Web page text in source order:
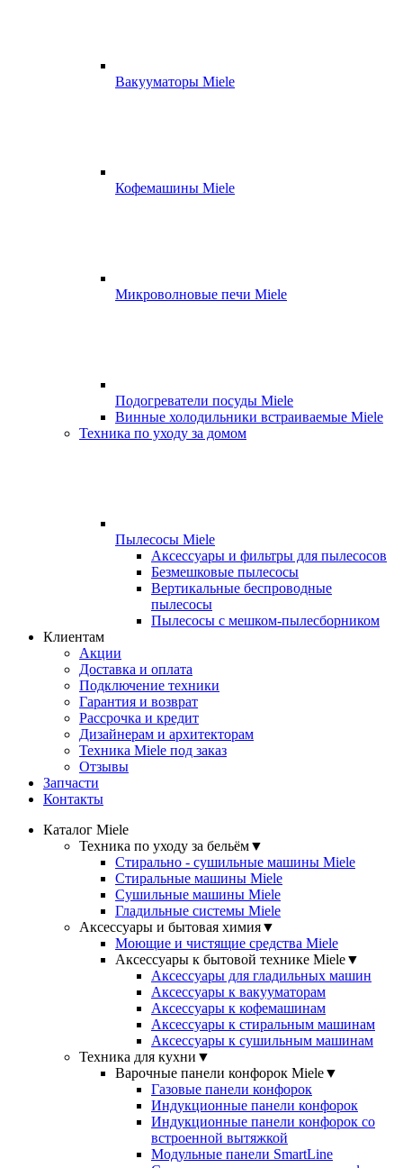
Вакууматоры Miele
Кофемашины Miele
Микроволновые печи Miele
Подогреватели посуды Miele
Винные холодильники встраиваемые Miele
Техника по уходу за домом
Пылесосы Miele
Аксессуары и фильтры для пылесосов
Безмешковые пылесосы
Вертикальные беспроводные
пылесосы
Пылесосы с мешком-пылесборником
Клиентам
Акции
Доставка и оплата
Подключение техники
Гарантия и возврат
Рассрочка и кредит
Дизайнерам и архитекторам
Техника Miele под заказ
Отзывы
Запчасти
Контакты
Каталог Miele
Техника по уходу за бельём▼
Стирально - сушильные машины Miele
Стиральные машины Miele
Сушильные машины Miele
Гладильные системы Miele
Аксессуары и бытовая химия▼
Моющие и чистящие средства Miele
Аксессуары к бытовой технике Miele▼
Аксессуары для гладильных машин
Аксессуары к вакууматорам
Аксессуары к кофемашинам
Аксессуары к стиральным машинам
Аксессуары к сушильным машинам
Техника для кухни ▼
Варочные панели конфорок Miele▼
Газовые панели конфорок
Индукционные панели конфорок
Индукционные панели конфорок со
встроенной вытяжкой
Модульные панели SmartLine